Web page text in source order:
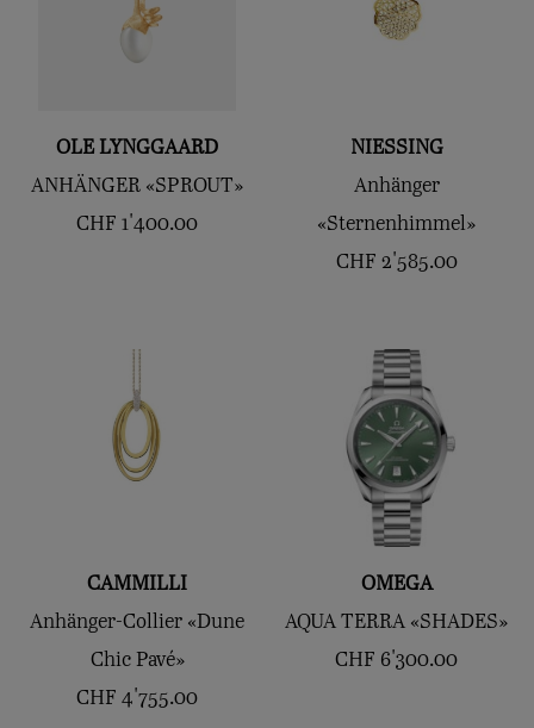
OLE LYNGGAARD
ANHÄNGER «SPROUT»
CHF 1'400.00
NIESSING
Anhänger
«Sternenhimmel»
CHF 2'585.00
CAMMILLI
Anhänger-Collier «Dune
Chic Pavé»
CHF 4'755.00
OMEGA
AQUA TERRA «SHADES»
CHF 6'300.00